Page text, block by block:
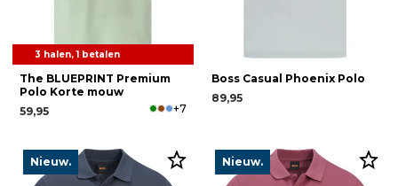
3 halen, 1 betalen
The BLUEPRINT Premium
Polo Korte mouw
59,95
+7
Boss Casual Phoenix Polo
89,95
Nieuw. Nieuw.